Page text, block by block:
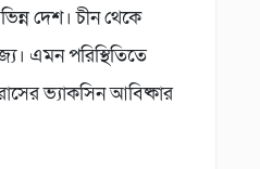
দেশ। চীন থেকে
এমন পরিস্থিতিতে
ভ্যাকসিন আবিষ্কার